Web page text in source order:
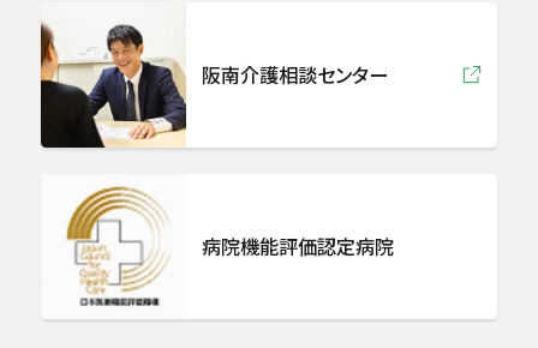
急病救急科
麻酔科
歯科口腔外科
阪南介護相談センター
病院機能評価認定病院